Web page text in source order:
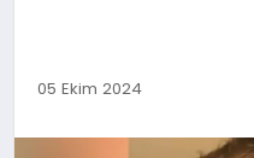
05 Ekim 2024